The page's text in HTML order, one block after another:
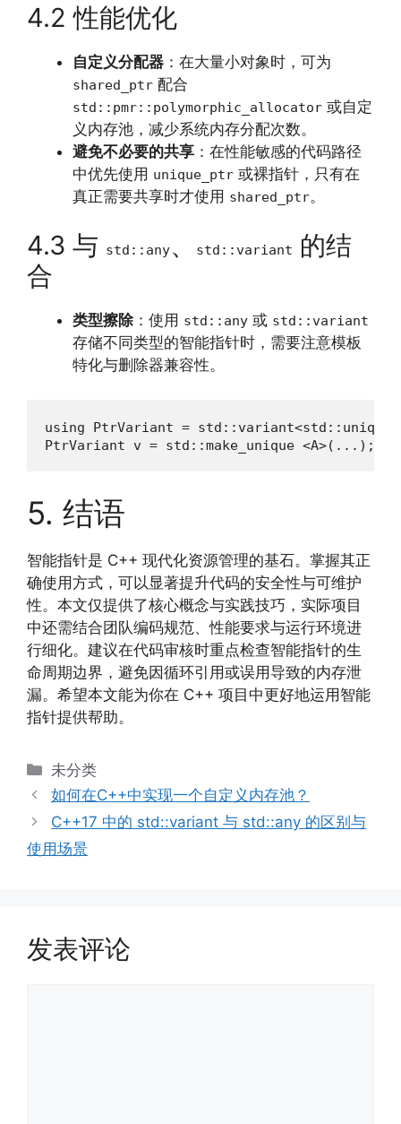
4.2 性能优化
自定义分配器 ：在大量小对象时，可为
shared_ptr 配合
std::pmr::polymorphic_allocator 或自定
义内存池，减少系统内存分配次数。
避免不必要的共享 ：在性能敏感的代码路径
中优先使用 unique_ptr 或裸指针，只有在
真正需要共享时才使用 shared_ptr。
4.3 与 std::any、 std::variant
的结
合
类型擦除 ：使用 std::any 或 std::variant
存储不同类型的智能指针时，需要注意模板
特化与删除器兼容性。
using PtrVariant =
PtrVariant v = std::make_unique <A>(...);
5. 结语
智能指针是 C++ 现代化资源管理的基石。掌握其正
确使用方式，可以显著提升代码的安全性与可维护
性。本文仅提供了核心概念与实践技巧，实际项目
中还需结合团队编码规范、性能要求与运行环境进
行细化。建议在代码审核时重点检查智能指针的生
命周期边界，避免因循环引用或误用导致的内存泄
漏。希望本文能为你在 C++ 项目中更好地运用智能
指针提供帮助。
分
类
未分类
如何在C++中实现一个自定义内存池？
C++17 中的 std::variant 与 std::any 的区别与
使用场景
发表评论